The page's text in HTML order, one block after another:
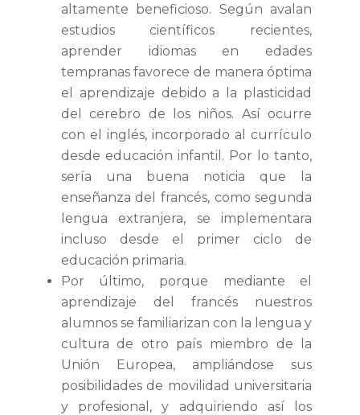
altamente beneficioso. Según avalan
estudios científicos recientes,
aprender idiomas en edades
tempranas favorece de manera óptima
el aprendizaje debido a la plasticidad
del cerebro de los niños. Así ocurre
con el inglés, incorporado al currículo
desde educación infantil. Por lo tanto,
sería una buena noticia que la
enseñanza del francés, como segunda
lengua extranjera, se implementara
incluso desde el primer ciclo de
educación primaria.
Por último, porque mediante el
aprendizaje del francés nuestros
alumnos se familiarizan con la lengua y
cultura de otro país miembro de la
Unión Europea, ampliándose sus
posibilidades de movilidad universitaria
y profesional, y adquiriendo así los